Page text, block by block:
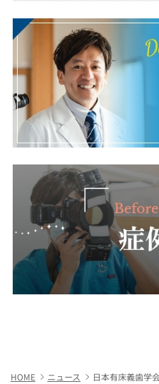
HOME ニュース 日本有床義歯学